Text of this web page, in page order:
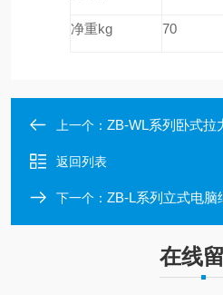
净重kg 70
上一个： ZB-WL系列卧式拉
返回列表
下一个： ZB-L系列立式电脑
在线